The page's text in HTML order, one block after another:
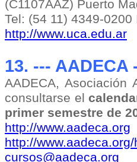
(C1107AAZ) Puerto
Tel: (54 11) 4349-0200
http://www.uca.edu.ar
13. ---
AADECA,
consultarse el
primer semestre de
http://www.aadeca.org
http://
cursos@aadeca.org